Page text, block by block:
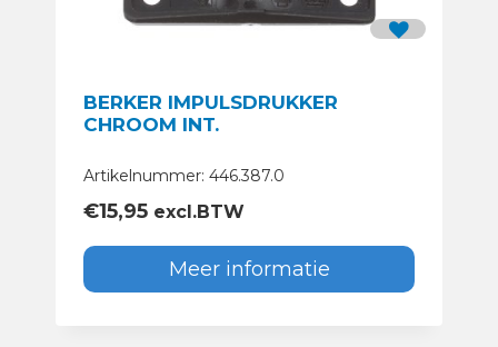
BERKER IMPULSDRUKKER
CHROOM INT.
Artikelnummer: 446.387.0
€15,95 excl.BTW
Meer informatie